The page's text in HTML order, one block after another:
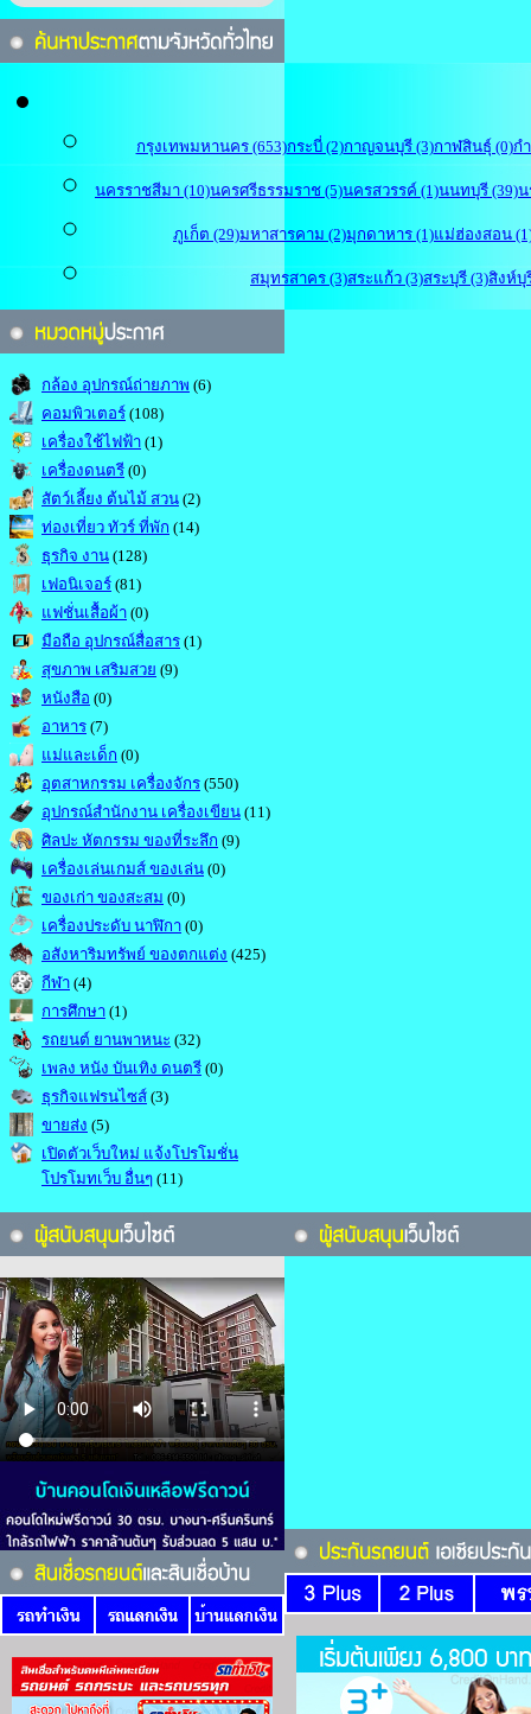
กรุงเทพมหานคร (653)กระบี่ (2)กาญจนบุรี (3)กาฬสินธุ์ (0)ก
นครราชสีมา (10)นครศรีธรรมราช (5)นครสวรรค์ (1)นนทบุรี (39)น
ภูเก็ต (29)มหาสารคาม (2)มุกดาหาร (1)แม่ฮ่องสอน
สมุทรสาคร (3)สระแก้ว (3)สระบุรี (3)สิงห์บุ
กล้อง อุปกรณ์ถ่ายภาพ (6)
คอมพิวเตอร์ (108)
เครื่องใช้ไฟฟ้า (1)
เครื่องดนตรี (0)
สัตว์เลี้ยง ต้นไม้ สวน (2)
ท่องเที่ยว ทัวร์ ที่พัก (14)
ธุรกิจ งาน (128)
เฟอนิเจอร์ (81)
แฟชั่นเสื้อผ้า (0)
มือถือ อุปกรณ์สื่อสาร (1)
สุขภาพ เสริมสวย (9)
หนังสือ (0)
อาหาร (7)
แม่และเด็ก (0)
อุตสาหกรรม เครื่องจักร (550)
อุปกรณ์สำนักงาน เครื่องเขียน (11)
ศิลปะ หัตกรรม ของที่ระลึก (9)
เครื่องเล่นเกมส์ ของเล่น (0)
ของเก่า ของสะสม (0)
เครื่องประดับ นาฬิกา (0)
อสังหาริมทรัพย์ ของตกแต่ง (425)
กีฬา (4)
การศึกษา (1)
รถยนต์ ยานพาหนะ (32)
เพลง หนัง บันเทิง ดนตรี (0)
ธุรกิจแฟรนไซส์ (3)
ขายส่ง (5)
เปิดตัวเว็บใหม่ แจ้งโปรโมชั่น
โปรโมทเว็บ อื่นๆ (11)